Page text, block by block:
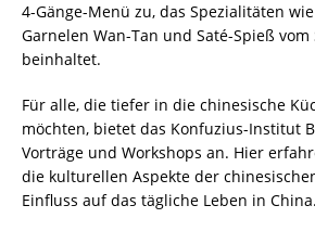
4-Gänge-Menü zu, das Spezialitäten
Garnelen Wan-Tan und Saté-Spieß
beinhaltet.
Für alle, die tiefer in die chinesische
möchten, bietet das Konfuzius-Institut
Vorträge und Workshops an. Hier
die kulturellen Aspekte der
Einfluss auf das tägliche Leben in China.